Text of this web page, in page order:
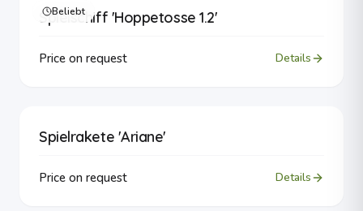
Beliebt
Spielschiff 'Hoppetosse 1.2'
Price on request Details
Spielrakete 'Ariane'
Price on request Details